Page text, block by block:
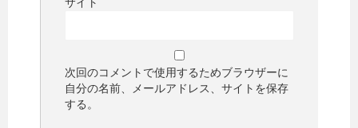
次回のコメントで使用するためブラウザーに
自分の名前、メールアドレス、サイトを保存
する。